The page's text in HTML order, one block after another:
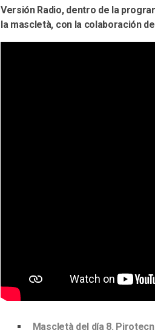
Versión Radio, dentro de la
la mascletà, con la colaboración
Mascletà del día 8.